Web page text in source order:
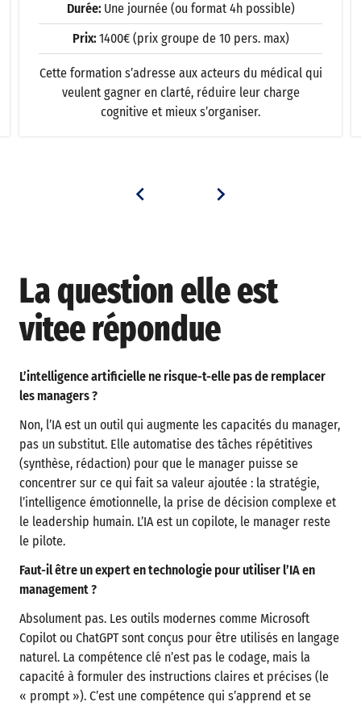
Durée: Une journée (ou format 4h possible)
Prix: 1400€ (prix groupe de 10 pers. max)
Cette formation s’adresse aux acteurs du médical qui
veulent gagner en clarté, réduire leur charge
cognitive et mieux s’organiser.
La question elle est
vitee répondue
L’intelligence artificielle ne risque-t-elle pas de remplacer
les managers ?
Non, l’IA est un outil qui augmente les capacités du manager,
pas un substitut. Elle automatise des tâches répétitives
(synthèse, rédaction) pour que le manager puisse se
concentrer sur ce qui fait sa valeur ajoutée : la stratégie,
l’intelligence émotionnelle, la prise de décision complexe et
le leadership humain. L’IA est un copilote, le manager reste
le pilote.
Faut-il être un expert en technologie pour utiliser l’IA en
management ?
Absolument pas. Les outils modernes comme Microsoft
Copilot ou ChatGPT sont conçus pour être utilisés en langage
naturel. La compétence clé n’est pas le codage, mais la
capacité à formuler des instructions claires et précises (le
« prompt »). C’est une compétence qui s’apprend et se